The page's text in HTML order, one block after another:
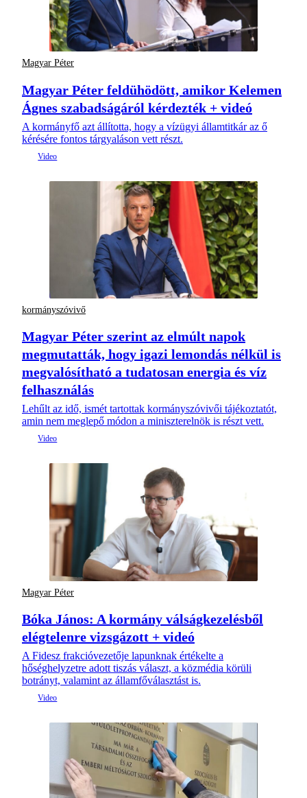
Magyar Péter
Magyar Péter feldühödött, amikor Kelemen
Ágnes szabadságáról kérdezték + videó
A kormányfő azt állította, hogy a vízügyi államtitkár az ő
kérésére fontos tárgyaláson vett részt.
kormányszóvivő
Magyar Péter szerint az elmúlt napok
megmutatták, hogy igazi lemondás nélkül is
megvalósítható a tudatosan energia és víz
felhasználás
Lehűlt az idő, ismét tartottak kormányszóvivői tájékoztatót,
amin nem meglepő módon a miniszterelnök is részt vett.
Magyar Péter
Bóka János: A kormány válságkezelésből
elégtelenre vizsgázott + videó
A Fidesz frakcióvezetője lapunknak értékelte a
hőséghelyzetre adott tiszás választ, a közmédia körüli
botrányt, valamint az államfőválasztást is.